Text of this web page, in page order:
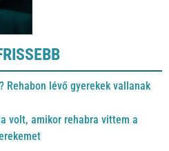
Rehabon lévő gyerekek vallanak
volt, amikor rehabra vittem a